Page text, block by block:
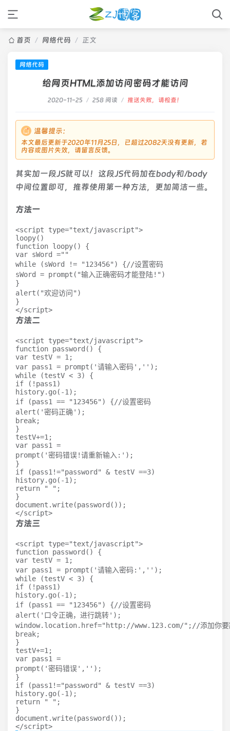
首页 / 网络代码 / 正文
网络代码
给网页HTML添加访问密码才能访问
2020-11-25 / 258 阅读 / 推送失败，请检查！
温馨提示：
本文最后更新于2020年11月25日，已超过2082天没有更新，若
内容或图片失效，请留言反馈。
其实加一段JS就可以！这段JS代码加在body和/body
中间位置即可， 推荐使用第一种方法，更加简洁一些。
方法一
<script type="text/javascript">
loopy()
function loopy() {
var sWord =""
while (sWord != "123456") {//设置密码
sWord = prompt("输入正确密码才能登陆!")
}
alert("欢迎访问")
}
</script>
方法二
<script type="text/javascript">
function password() {
var testV = 1;
var pass1 = prompt('请输入密码','');
while (testV < 3) {
if (!pass1)
history.go(-1);
if (pass1 == "123456") {//设置密码
alert('密码正确');
break;
}
testV+=1;
var pass1 =
prompt('密码错误!请重新输入:');
}
if (pass1!="password" & testV ==3)
history.go(-1);
return " ";
}
document.write(password());
</script>
方法三
<script type="text/javascript">
function password() {
var testV = 1;
var pass1 = prompt('请输入密码:','');
while (testV < 3) {
if (!pass1)
history.go(-1);
if (pass1 == "123456") {//设置密码
alert('口令正确，进行跳转');
window.location.href="http://www.123.com/";//添加你要
break;
}
testV+=1;
var pass1 =
prompt('密码错误','');
}
if (pass1!="password" & testV ==3)
history.go(-1);
return " ";
}
document.write(password());
</script>